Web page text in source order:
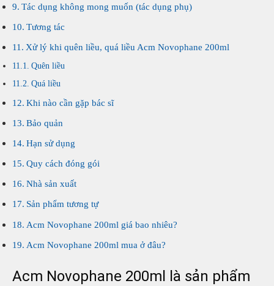
Tác dụng không mong muốn (tác dụng phụ)
Tương tác
Xử lý khi quên liều, quá liều Acm Novophane 200ml
Quên liều
Quá liều
Khi nào cần gặp bác sĩ
Bảo quản
Hạn sử dụng
Quy cách đóng gói
Nhà sản xuất
Sản phẩm tương tự
Acm Novophane 200ml giá bao nhiêu?
Acm Novophane 200ml mua ở đâu?
Acm Novophane 200ml là sản phẩm